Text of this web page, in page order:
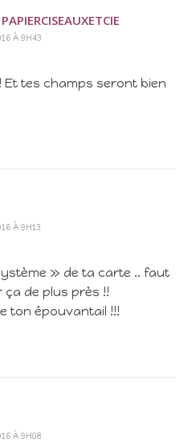
À 9H43
Et tes champs seront bien
À 9H13
» de ta carte .. faut
ça de plus près !!
ton épouvantail !!!
À 9H08